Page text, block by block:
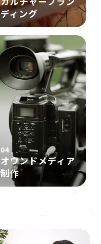
ディング
04
オウンドメディア
制作